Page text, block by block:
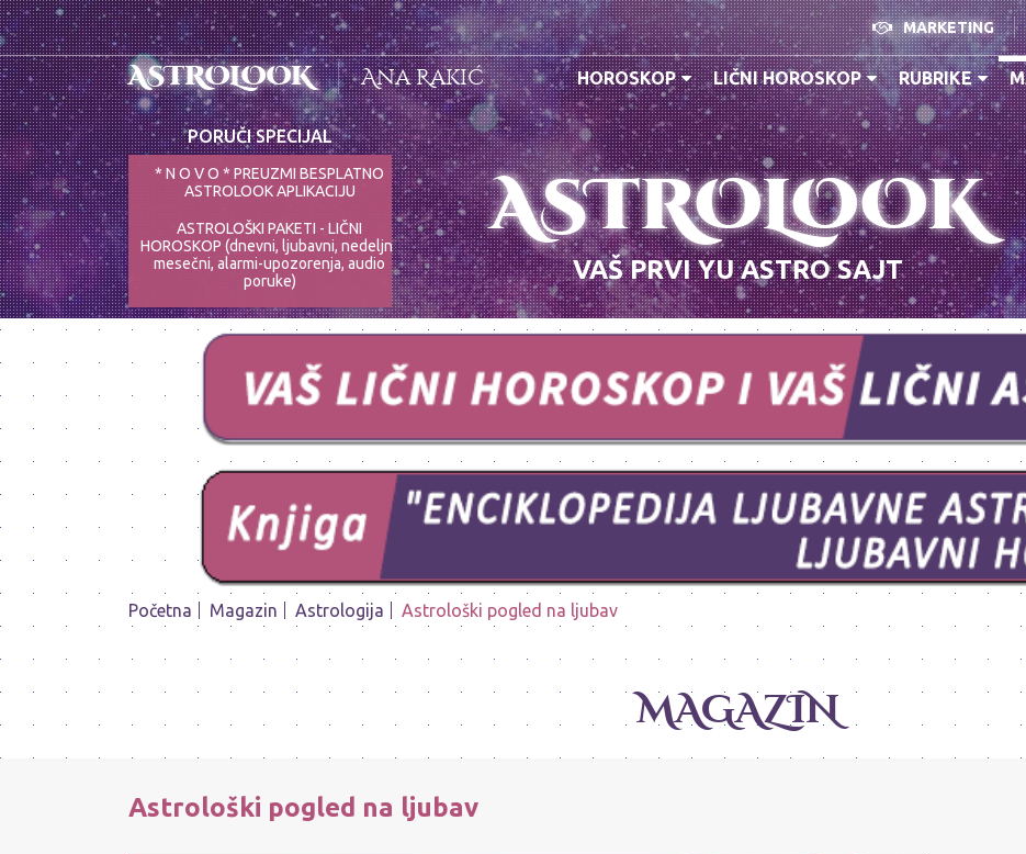
MARKETING
ASTROLOOK Ana Rakić HOROSKOP LIČNI HOROSKOP RUBRIKE
ASTROLOOK
VAŠ PRVI YU ASTRO SAJT
PORUČI SPECIJAL
* N O V O * PREUZMI BESPLATNO
ASTROLOOK APLIKACIJU
ASTROLOŠKI PAKETI - LIČNI
HOROSKOP (dnevni, ljubavni, nedeljni,
mesečni, alarmi-upozorenja, audio
poruke)
ASTRO-PSIHOLOG - NAJPRECIZNIJE
ANALIZE
Početna Magazin Astrologija Astrološki pogled na ljubav
MAGAZIN
Astrološki pogled na ljubav